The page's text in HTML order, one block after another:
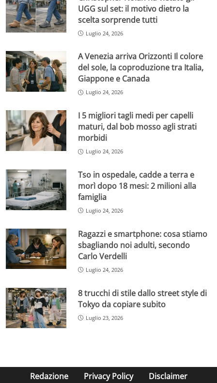
UGG sul set: il motivo dietro la
scelta sorprende tutti
Luglio 24, 2026
A Venezia arriva Orizzonti Il colore
del sole, la coproduzione tra Italia,
Giappone e Canada
Luglio 24, 2026
I 5 migliori tagli medi per capelli
maturi, dal bob mosso agli strati
morbidi
Luglio 24, 2026
Tso in ospedale, cadde a terra e
morì dopo 18 mesi: 2 milioni alla
famiglia
Luglio 24, 2026
Ragazzi e smartphone: cosa stiamo
sbagliando noi adulti, secondo
Carlo Verdelli
Luglio 24, 2026
8 trucchi di stile dallo street style di
Tokyo da copiare subito
Luglio 23, 2026
Redazione Privacy Policy Disclaimer